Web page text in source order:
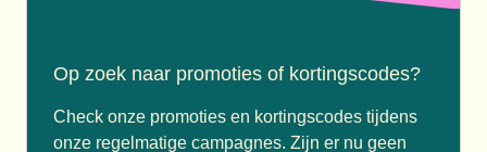
Op zoek naar promoties of kortingscodes?
Check onze promoties en kortingscodes tijdens
onze regelmatige campagnes. Zijn er nu geen